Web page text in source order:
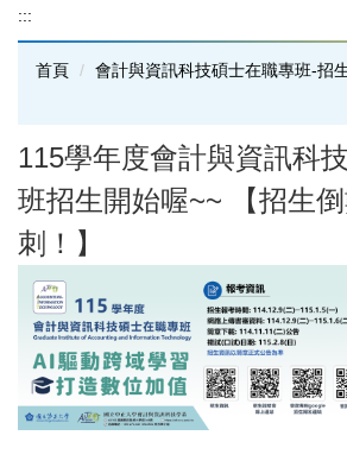
:::
首頁 會計與資訊科技碩士在職專班-招
115學年度會計與資訊科
班招生開始喔~~ 【招生
刺！】